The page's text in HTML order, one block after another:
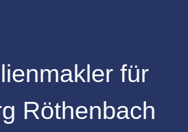
für
Röthenbach